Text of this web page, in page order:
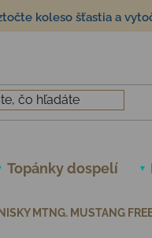
koleso šťastia a
Topánky dospelí
MTNG. MUSTANG